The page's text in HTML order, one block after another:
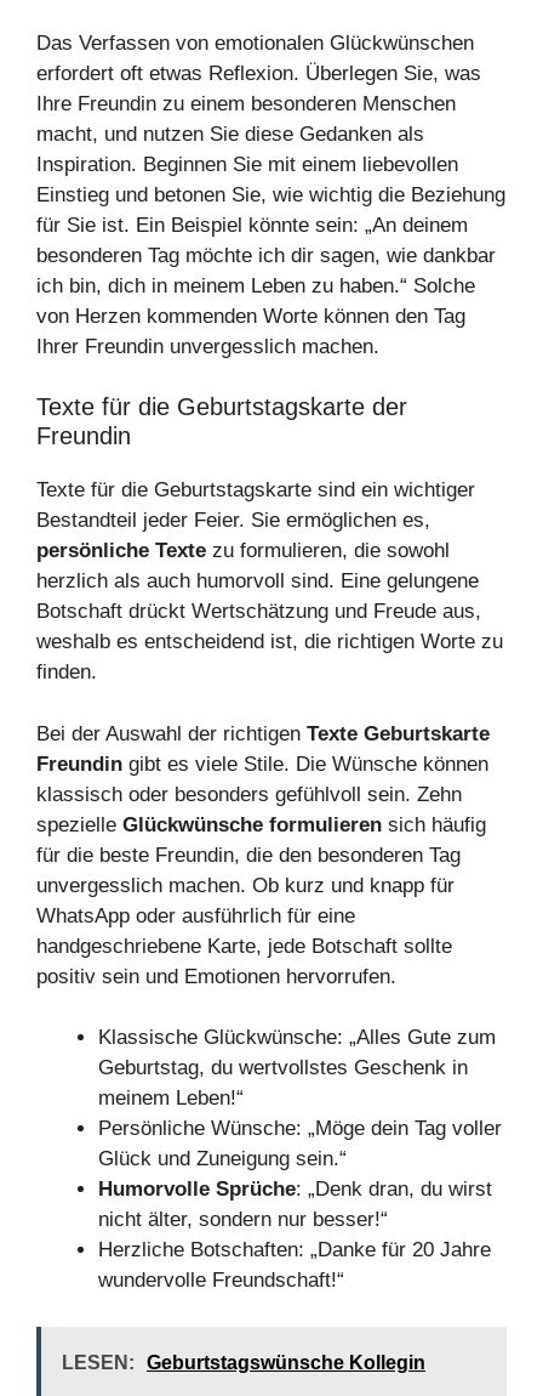
Das Verfassen von emotionalen Glückwünschen
erfordert oft etwas Reflexion. Überlegen Sie, was
Ihre Freundin zu einem besonderen Menschen
macht, und nutzen Sie diese Gedanken als
Inspiration. Beginnen Sie mit einem liebevollen
Einstieg und betonen Sie, wie wichtig die Beziehung
für Sie ist. Ein Beispiel könnte sein: „An deinem
besonderen Tag möchte ich dir sagen, wie dankbar
ich bin, dich in meinem Leben zu haben.“ Solche
von Herzen kommenden Worte können den Tag
Ihrer Freundin unvergesslich machen.
Texte für die Geburtstagskarte der
Freundin
Texte für die Geburtstagskarte sind ein wichtiger
Bestandteil jeder Feier. Sie ermöglichen es,
persönliche Texte zu formulieren, die sowohl
herzlich als auch humorvoll sind. Eine gelungene
Botschaft drückt Wertschätzung und Freude aus,
weshalb es entscheidend ist, die richtigen Worte zu
finden.
Bei der Auswahl der richtigen Texte Geburtskarte
Freundin gibt es viele Stile. Die Wünsche können
klassisch oder besonders gefühlvoll sein. Zehn
spezielle Glückwünsche formulieren sich häufig
für die beste Freundin, die den besonderen Tag
unvergesslich machen. Ob kurz und knapp für
WhatsApp oder ausführlich für eine
handgeschriebene Karte, jede Botschaft sollte
positiv sein und Emotionen hervorrufen.
Klassische Glückwünsche: „Alles Gute zum
Geburtstag, du wertvollstes Geschenk in
meinem Leben!“
Persönliche Wünsche: „Möge dein Tag voller
Glück und Zuneigung sein.“
Humorvolle Sprüche: „Denk dran, du wirst
nicht älter, sondern nur besser!“
Herzliche Botschaften: „Danke für 20 Jahre
wundervolle Freundschaft!“
LESEN: Geburtstagswünsche Kollegin